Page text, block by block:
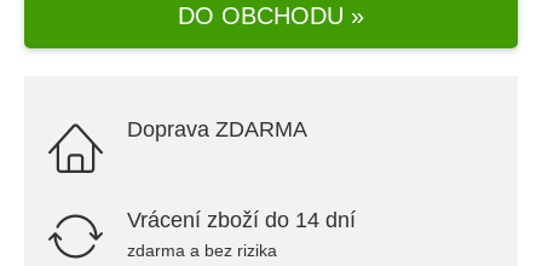
DO OBCHODU »
Doprava ZDARMA
Vrácení zboží do 14 dní
zdarma a bez rizika